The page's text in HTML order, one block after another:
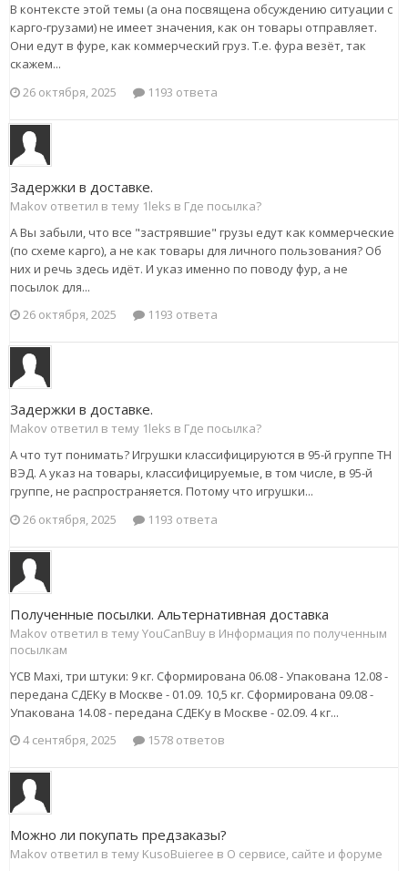
В контексте этой темы (а она посвящена обсуждению ситуации с
карго-грузами) не имеет значения, как он товары отправляет.
Они едут в фуре, как коммерческий груз. Т.е. фура везёт, так
скажем...
26 октября, 2025
1193 ответа
Задержки в доставке.
Makov ответил в тему 1leks в Где посылка?
А Вы забыли, что все "застрявшие" грузы едут как коммерческие
(по схеме карго), а не как товары для личного пользования? Об
них и речь здесь идёт. И указ именно по поводу фур, а не
посылок для...
26 октября, 2025
1193 ответа
Задержки в доставке.
Makov ответил в тему 1leks в Где посылка?
А что тут понимать? Игрушки классифицируются в 95-й группе ТН
ВЭД. А указ на товары, классифицируемые, в том числе, в 95-й
группе, не распространяется. Потому что игрушки...
26 октября, 2025
1193 ответа
Полученные посылки. Альтернативная доставка
Makov ответил в тему YouCanBuy в Информация по полученным
посылкам
YCB Maxi, три штуки: 9 кг. Сформирована 06.08 - Упакована 12.08 -
передана СДЕКу в Москве - 01.09. 10,5 кг. Сформирована 09.08 -
Упакована 14.08 - передана СДЕКу в Москве - 02.09. 4 кг...
4 сентября, 2025
1578 ответов
Можно ли покупать предзаказы?
Makov ответил в тему KusoBuieree в О сервисе, сайте и форуме